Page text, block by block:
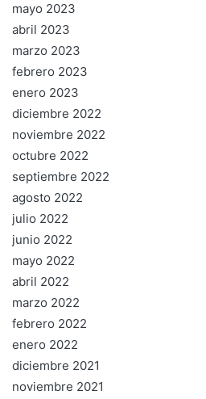
mayo 2023
abril 2023
marzo 2023
febrero 2023
enero 2023
diciembre 2022
noviembre 2022
octubre 2022
septiembre 2022
agosto 2022
julio 2022
junio 2022
mayo 2022
abril 2022
marzo 2022
febrero 2022
enero 2022
diciembre 2021
noviembre 2021